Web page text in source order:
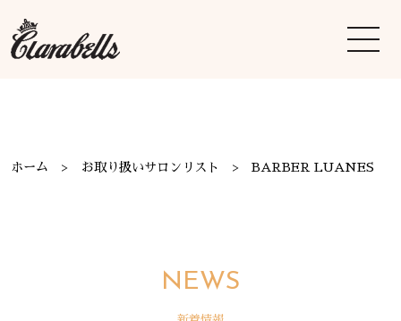
ホーム お取り扱いサロンリスト BARBER LUANES
NEWS